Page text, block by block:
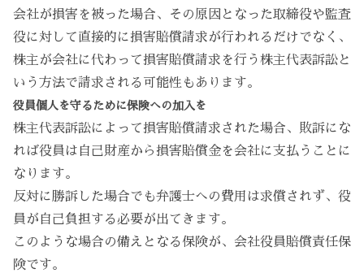
会社が損害を被った場合、その原因となった取締役や監査
役に対して直接的に損害賠償請求が行われるだけでなく、
株主が会社に代わって損害賠償請求を行う株主代表訴訟と
いう方法で請求される可能性もあります。
役員個人を守るために保険への加入を
株主代表訴訟によって損害賠償請求された場合、敗訴にな
れば役員は自己財産から損害賠償金を会社に支払うことに
なります。
反対に勝訴した場合でも弁護士への費用は求償されず、役
員が自己負担する必要が出てきます。
このような場合の備えとなる保険が、会社役員賠償責任保
険です。